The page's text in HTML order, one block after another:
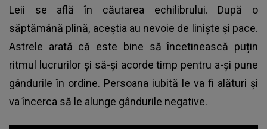
Leii se află în căutarea echilibrului. După o
săptămână plină, aceștia au nevoie de liniște și pace.
Astrele arată că este bine să încetinească puțin
ritmul lucrurilor și să-și acorde timp pentru a-și pune
gândurile în ordine. Persoana iubită le va fi alături și
va încerca să le alunge gândurile negative.